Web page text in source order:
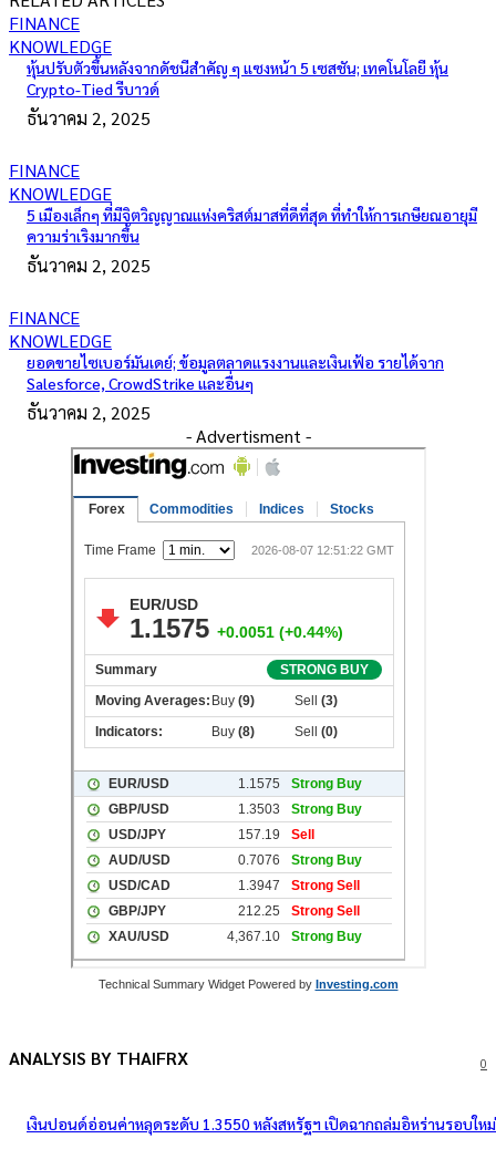
FINANCE
KNOWLEDGE
หุ้นปรับตัวขึ้นหลังจากดัชนีสำคัญ ๆ แซงหน้า 5 เซสชัน; เทคโนโลยี หุ้น
Crypto-Tied รีบาวด์
ธันวาคม 2, 2025
FINANCE
KNOWLEDGE
5 เมืองเล็กๆ ที่มีจิตวิญญาณแห่งคริสต์มาสที่ดีที่สุด ที่ทำให้การเกษียณอายุมี
ความร่าเริงมากขึ้น
ธันวาคม 2, 2025
FINANCE
KNOWLEDGE
ยอดขายไซเบอร์มันเดย์; ข้อมูลตลาดแรงงานและเงินเฟ้อ รายได้จาก
Salesforce, CrowdStrike และอื่นๆ
ธันวาคม 2, 2025
- Advertisment -
Technical Summary Widget Powered by Investing.com
0
ANALYSIS BY THAIFRX
เงินปอนด์อ่อนค่าหลุดระดับ 1.3550 หลังสหรัฐฯ เปิดฉากถล่มอิหร่านรอบใหม่